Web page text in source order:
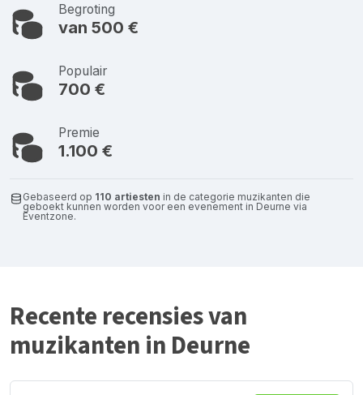
Begroting
van 500 €
Populair
700 €
Premie
1.100 €
Gebaseerd op 110 artiesten in de categorie muzikanten die
geboekt kunnen worden voor een evenement in Deurne via
Eventzone.
Recente recensies van
muzikanten in Deurne